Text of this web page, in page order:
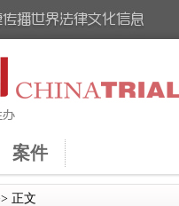
案件
正文